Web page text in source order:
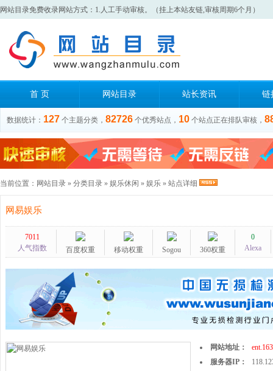
网站目录免费收录网站方式：1.人工手动审核。（挂上本站友链,审核周期6个月）
首 页 网站目录 站长资讯 链
数据统计： 127 个主题分类， 82726 个优秀站点， 10 个站点正在排队审核，
当前位置： 网站目录 » 分类目录 » 娱乐休闲 » 娱乐 » 站点详细
网易娱乐
7011
人气指数
百度权重 移动权重 Sogou 360权重
0
Alexa
网站地址：
服务器IP：